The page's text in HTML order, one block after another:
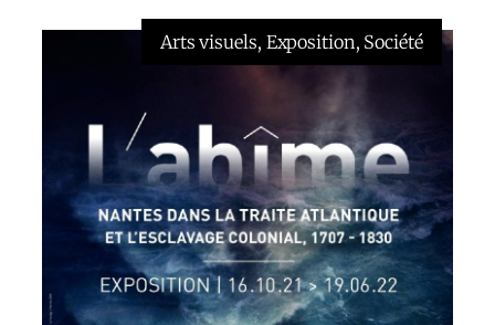
Arts visuels, Exposition, Société